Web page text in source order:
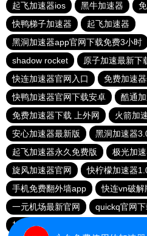
起飞加速器ios
黑牛加速器
快鸭梯子加速器
起飞加速器
黑洞加速器app官网下载免费3小时
shadow rocket
原子加速最新下
快连加速器官网入口
免费加速
快鸭加速器官网下载安卓
酷通
免费加速器下载 上外网
火箭加
安心加速器最新版
黑洞加速器
起飞加速器永久免费版
极光加
旋风加速器官网
快柠檬加速器
手机免费翻外墙app
快连vn破解
一元机场最新官网
quickq官网
加速器下载免费使用